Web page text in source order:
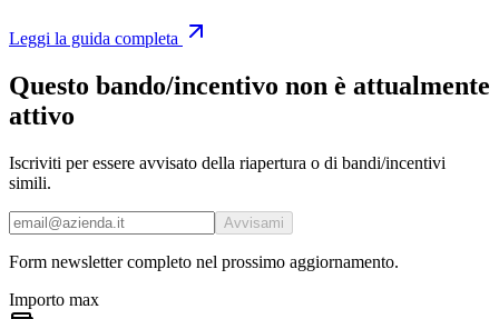
Leggi la guida completa
Questo bando/incentivo non è attualmente
attivo
Iscriviti per essere avvisato della riapertura o di bandi/incentivi
simili.
Avvisami
Form newsletter completo nel prossimo aggiornamento.
Importo max